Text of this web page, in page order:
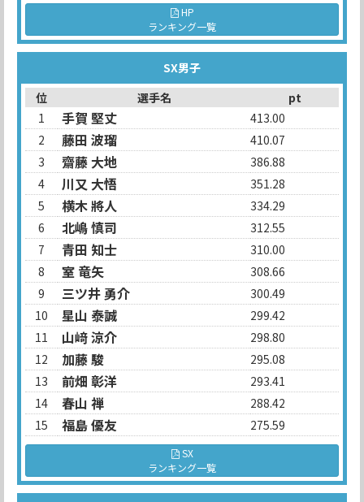
HP
ランキング一覧
SX男子
位
選手名
pt
1
手賀 堅丈
413.00
2
藤田 波瑠
410.07
3
齋藤 大地
386.88
4
川又 大悟
351.28
5
横木 將人
334.29
6
北嶋 慎司
312.55
7
青田 知士
310.00
8
室 竜矢
308.66
9
三ツ井 勇介
300.49
10
星山 泰誠
299.42
11
山﨑 涼介
298.80
12
加藤 駿
295.08
13
前畑 彰洋
293.41
14
春山 禅
288.42
15
福島 優友 275.59
SX
ランキング一覧